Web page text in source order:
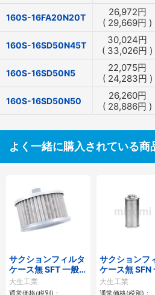
160S-16FA20N20T 26,972円
( 29,669円 )
160S-16SD50N45T 30,024円
( 33,026円 )
160S-16SD50N5 22,075円
( 24,283円 )
160S-16SD50N50 26,260円
( 28,886円 )
よく一緒に購入されている商
サクションフィルタ
ケース無 SFT 一般作
動油用
大生工業
通常価格(税別)：
サクションフ
ケース無 SFN
作動油用
大生工業
通常価格(税別)：